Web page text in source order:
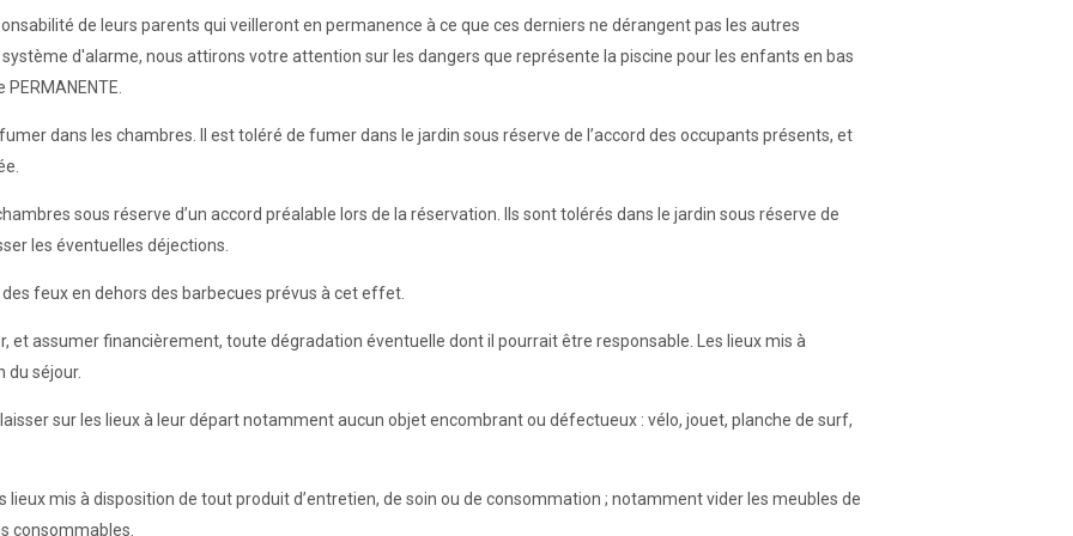
de leurs parents qui veilleront en permanence à ce que ces derniers ne dérangent pas les autres
d'alarme, nous attirons votre attention sur les dangers que représente la piscine pour les enfants en bas
dans les chambres. Il est toléré de fumer dans le jardin sous réserve de l’accord des occupants présents, et
sous réserve d’un accord préalable lors de la réservation. Ils sont tolérés dans le jardin sous réserve de
les éventuelles déjections.
feux en dehors des barbecues prévus à cet effet.
et assumer financièrement, toute dégradation éventuelle dont il pourrait être responsable. Les lieux mis à
du séjour.
sur les lieux à leur départ notamment aucun objet encombrant ou défectueux : vélo, jouet, planche de surf,
lieux mis à disposition de tout produit d’entretien, de soin ou de consommation ; notamment vider les meubles de
consommables.